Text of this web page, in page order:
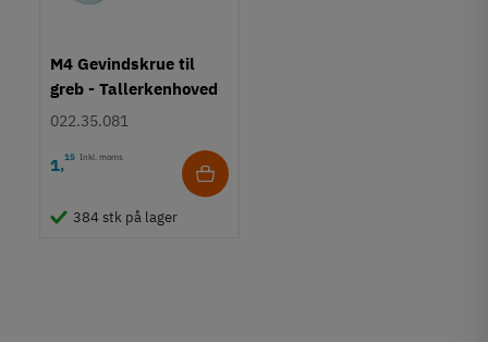
M4 Gevindskrue til
greb - Tallerkenhoved
- Krydskærv
022.35.081
1,15 Inkl. moms
384 stk på lager